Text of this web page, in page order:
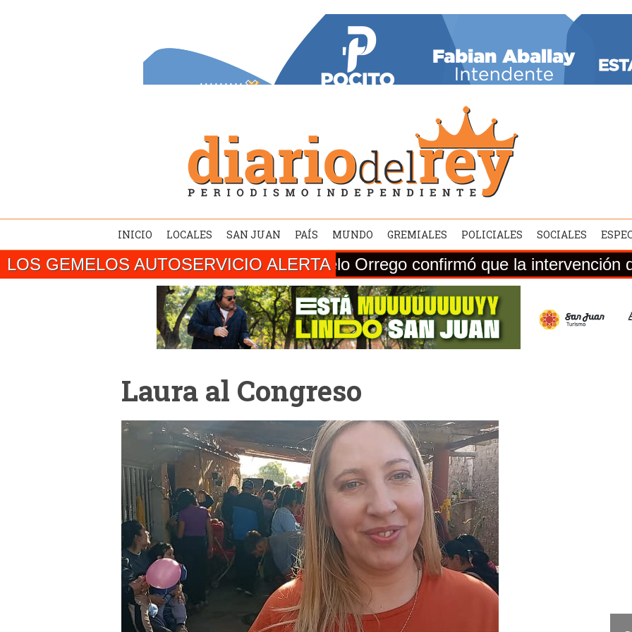
INICIO LOCALES SAN JUAN PAÍS MUNDO GREMIALES POLICIALES SOCIALES
LOS GEMELOS AUTOSERVICIO ALERTA
SAN JUAN/ El gobernador Marcelo Orrego confirmó que la intervención de la
Laura al Congreso
La Cámara de Diputados
presentó el concurso "San